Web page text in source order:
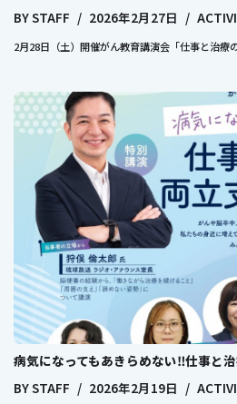
BYSTAFF 2026年2月27日
2月28日（土）開催がん教育講演会「仕事と治療
病気になってもあきらめない‼仕事と
BYSTAFF 2026年2月19日